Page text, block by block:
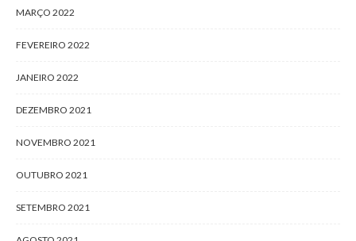
MARÇO 2022
FEVEREIRO 2022
JANEIRO 2022
DEZEMBRO 2021
NOVEMBRO 2021
OUTUBRO 2021
SETEMBRO 2021